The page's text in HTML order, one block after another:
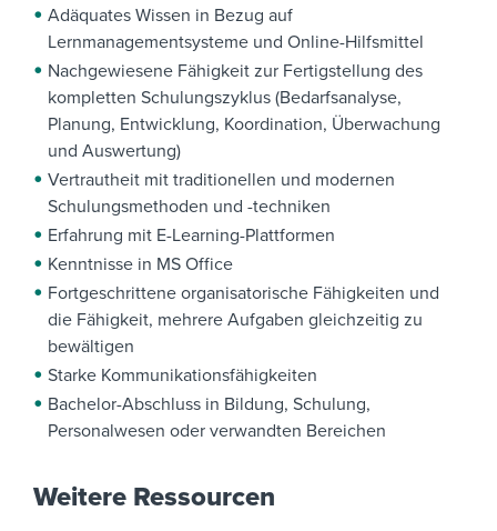
Adäquates Wissen in Bezug auf
Lernmanagementsysteme und Online-Hilfsmittel
Nachgewiesene Fähigkeit zur Fertigstellung des
kompletten Schulungszyklus (Bedarfsanalyse,
Planung, Entwicklung, Koordination, Überwachung
und Auswertung)
Vertrautheit mit traditionellen und modernen
Schulungsmethoden und -techniken
Erfahrung mit E-Learning-Plattformen
Kenntnisse in MS Office
Fortgeschrittene organisatorische Fähigkeiten und
die Fähigkeit, mehrere Aufgaben gleichzeitig zu
bewältigen
Starke Kommunikationsfähigkeiten
Bachelor-Abschluss in Bildung, Schulung,
Personalwesen oder verwandten Bereichen
Weitere Ressourcen